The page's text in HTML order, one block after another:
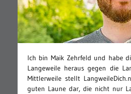
Ich bin Maik Zehrfeld und habe
Langeweile heraus gegen die
Mittlerweile stellt
guten Laune dar, die nicht nur